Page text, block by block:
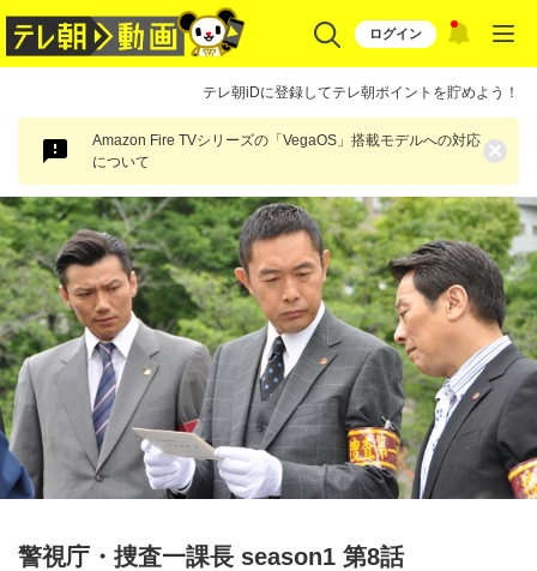
ログイン
テレ朝iDに登録してテレ朝ポイントを貯めよう！
Amazon Fire TVシリーズの「VegaOS」搭載モデルへの対応
について
×
警視庁・捜査一課長 season1 第8話